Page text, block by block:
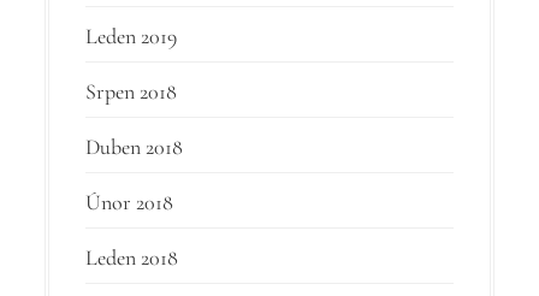
Leden 2019
Srpen 2018
Duben 2018
Únor 2018
Leden 2018